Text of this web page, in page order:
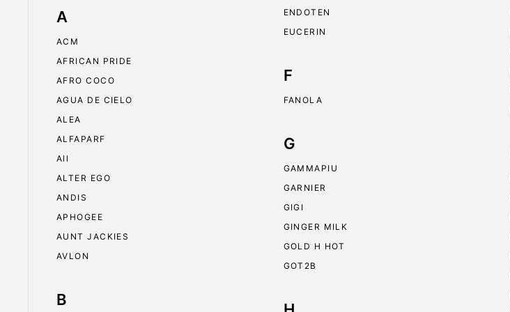
A
ACM
AFRICAN PRIDE
AFRO COCO
AGUA DE CIELO
ALEA
ALFAPARF
All
ALTER EGO
ANDIS
APHOGEE
AUNT JACKIES
AVLON
B
ENDOTEN
EUCERIN
F
FANOLA
G
GAMMAPIU
GARNIER
GIGI
GINGER MILK
GOLD H HOT
GOT2B